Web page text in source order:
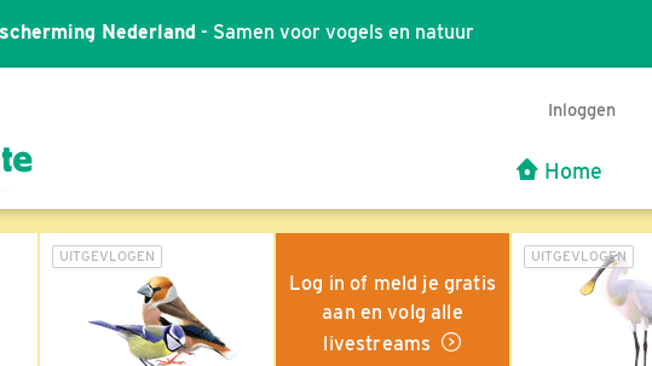
Nederland - Samen voor vogels en natuur
Inloggen
Home
UITGEVLOGEN
Log in of meld je gratis
aan en volg alle
livestreams
UITGEVLOGEN